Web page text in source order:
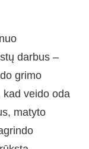
darbus –
grimo
veido oda
matyto